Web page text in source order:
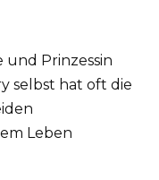
und Prinzessin
selbst hat oft die
Leben